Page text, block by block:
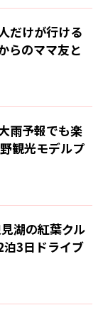
だけが行ける
らのママ友と
雨予報でも楽
観光モデルプ
湖の紅葉クル
泊3日ドライブ